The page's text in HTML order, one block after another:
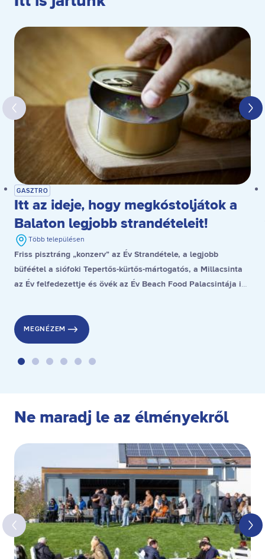
GASZTRO
Itt az ideje, hogy megkóstoljátok a
Balaton legjobb strandételeit!
Több településen
Friss pisztráng „konzerv” az Év Strandétele, a legjobb
büféétel a siófoki Tepertős-kürtős-mártogatós, a Millacsinta
az Év felfedezettje és övék az Év Beach Food Palacsintája is,
MEGNÉZEM
Ne maradj le az élményekről